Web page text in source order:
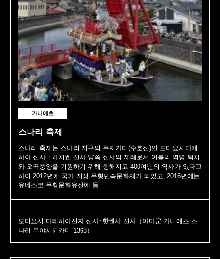
가니에초
스나리 축제
스나리 축제는 스나리 지구의 우지가미(수호신)인 도미요시다케
하야 신사・하치켄 신사 양쪽 신사의 제례로서 여름의 역병 퇴치
와 오곡풍양을 기원하기 위해 행해지고 400여년의 역사가 있다고
하여 2012년에 국가 지정 무형민속문화재가 되었고, 2016년에는
유네스코 무형문화유산에 등...
도미요시 다테하야진자 신사･핫켄샤 신사（아마군 가니에초 스
나리 몬야시키카미 1363）